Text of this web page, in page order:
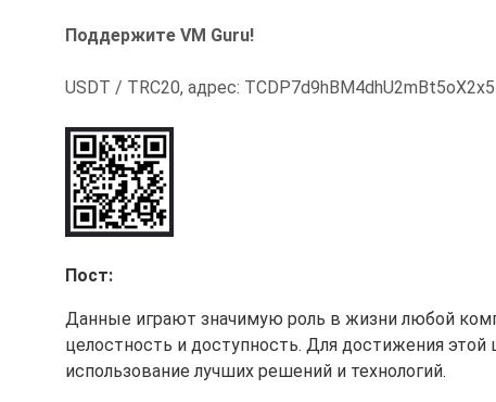
Поддержите VM Guru!
USDT / TRC20, адрес:
Пост:
Данные играют значимую роль в жизни любой
целостность и доступность. Для достижения
использование лучших решений и технологий.